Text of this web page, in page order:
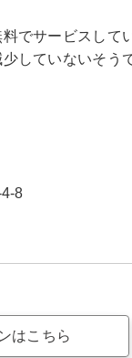
でサービスし
していないそう
8
はこちら